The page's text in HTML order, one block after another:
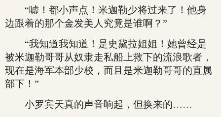
“嘘！都小声点！米迦勒少将过来了！他身
边跟着的那个金发美人究竟是谁啊？”
“我知道我知道！是史黛拉姐姐！她曾经是
被米迦勒哥哥从奴隶走私船上救下的流浪歌者，
现在是海军本部少校，而且是米迦勒哥哥的直属
部下！”
小罗宾天真的声音响起，但换来的……